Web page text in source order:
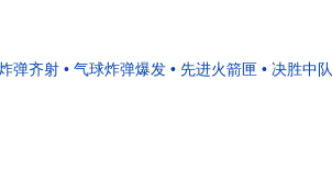
弹齐射 • 气球炸弹爆发 • 先进火箭匣 • 决胜中队